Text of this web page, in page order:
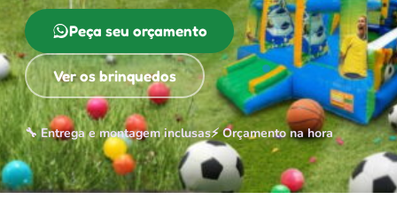
Peça seu orçamento
Ver os brinquedos
🔧 Entrega e montagem inclusas⚡ Orçamento na hora